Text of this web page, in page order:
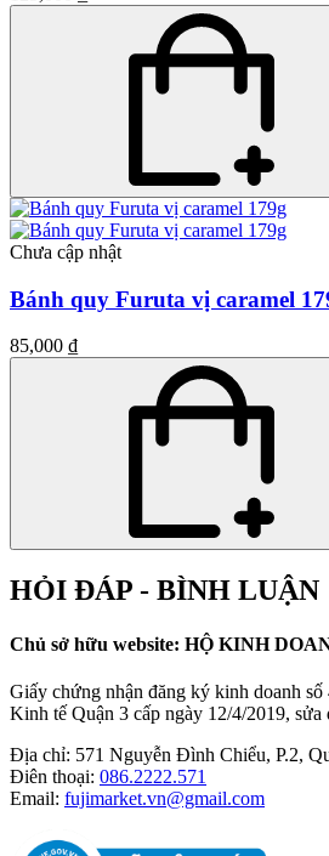
Chưa cập nhật
Bánh quy Furuta vị caramel
85,000 ₫
HỎI ĐÁP - BÌNH LUẬN
Chủ sở hữu website: HỘ KINH
Giấy chứng nhận đăng ký kinh doanh
Kinh tế Quận 3 cấp ngày 12/4/2019,
Địa chỉ: 571 Nguyễn Đình Chiểu, P.2,
Điên thoại: 086.2222.571
Email: fujimarket.vn@gmail.com